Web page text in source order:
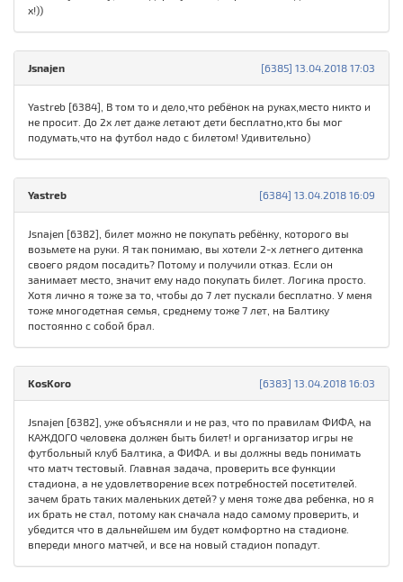
х!))
[6385] 13.04.2018 17:03
Jsnajen
Yastreb [6384], В том то и дело,что ребёнок на руках,место никто и
не просит. До 2х лет даже летают дети бесплатно,кто бы мог
подумать,что на футбол надо с билетом! Удивительно)
[6384] 13.04.2018 16:09
Yastreb
Jsnajen [6382], билет можно не покупать ребёнку, которого вы
возьмете на руки. Я так понимаю, вы хотели 2-х летнего дитенка
своего рядом посадить? Потому и получили отказ. Если он
занимает место, значит ему надо покупать билет. Логика просто.
Хотя лично я тоже за то, чтобы до 7 лет пускали бесплатно. У меня
тоже многодетная семья, среднему тоже 7 лет, на Балтику
постоянно с собой брал.
[6383] 13.04.2018 16:03
KosKoro
Jsnajen [6382], уже объясняли и не раз, что по правилам ФИФА, на
КАЖДОГО человека должен быть билет! и организатор игры не
футбольный клуб Балтика, а ФИФА. и вы должны ведь понимать
что матч тестовый. Главная задача, проверить все функции
стадиона, а не удовлетворение всех потребностей посетителей.
зачем брать таких маленьких детей? у меня тоже два ребенка, но я
их брать не стал, потому как сначала надо самому проверить, и
убедится что в дальнейшем им будет комфортно на стадионе.
впереди много матчей, и все на новый стадион попадут.